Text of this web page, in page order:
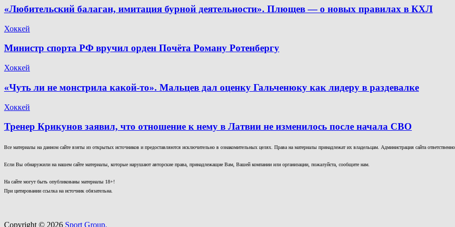
«Любительский балаган, имитация бурной деятельности». Плющев — о новых правилах в КХЛ
Хоккей
Министр спорта РФ вручил орден Почёта Роману Ротенбергу
Хоккей
«Чуть ли не монстрила какой-то». Мальцев дал оценку Гальченюку как лидеру в раздевалке
Хоккей
Тренер Крикунов заявил, что отношение к нему в Латвии не изменилось после начала СВО
Все материалы на данном сайте взяты из открытых источников и предоставляются исключительно в ознакомительных целях. Права на материалы принадлежат их владельцам. Администрация сайта
Если Вы обнаружили на нашем сайте материалы, которые нарушают авторские права, принадлежащие Вам, Вашей компании или организации, пожалуйста, сообщите нам.
На сайте могут быть опубликованы материалы 18+!
При цитировании ссылка на источник обязательна.
Copyright © 2026 Sport Group.